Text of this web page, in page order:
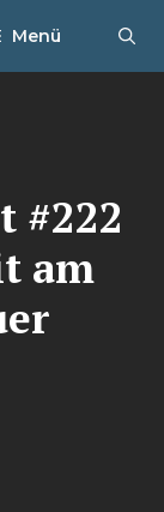
Menü
#222
am